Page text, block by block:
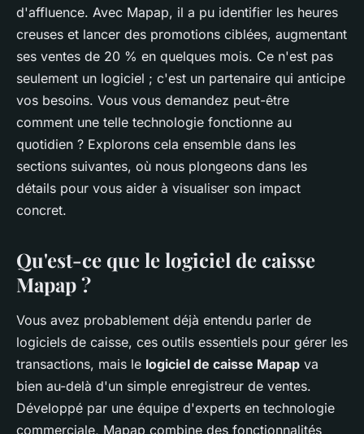
d'affluence. Avec Mapap, il a pu identifier les heures
creuses et lancer des promotions ciblées, augmentant
ses ventes de 20 % en quelques mois. Ce n'est pas
seulement un logiciel ; c'est un partenaire qui anticipe
vos besoins. Vous vous demandez peut-être
comment une telle technologie fonctionne au
quotidien ? Explorons cela ensemble dans les
sections suivantes, où nous plongeons dans les
détails pour vous aider à visualiser son impact
concret.
Qu'est-ce que le logiciel de caisse
Mapap ?
Vous avez probablement déjà entendu parler de
logiciels de caisse, ces outils essentiels pour gérer les
transactions, mais le logiciel de caisse Mapap va
bien au-delà d'un simple enregistreur de ventes.
Développé par une équipe d'experts en technologie
commerciale, Mapap combine des fonctionnalités